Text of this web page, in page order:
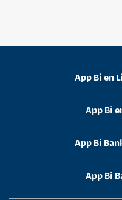
App Bi en
App Bi
App Bi
App Bi